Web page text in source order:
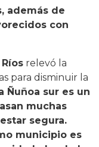
además de
con
relevó la
para disminuir la
Ñuñoa sur es un
muchas
segura.
municipio es